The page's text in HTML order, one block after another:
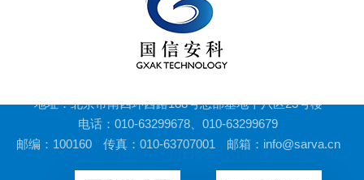
地址：北京市南四环西路188号总部基地十八区23号楼
电话：010-63299678、010-63299679
邮编：100160
传真：010-63707001 邮箱：info@sarva.cn